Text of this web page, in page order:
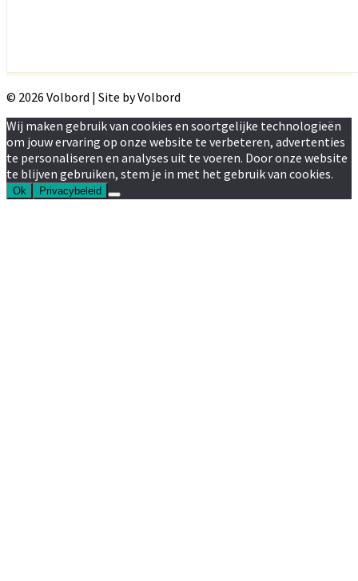
© 2026 Volbord | Site by Volbord
Wij maken gebruik van cookies en soortgelijke technologieën
om jouw ervaring op onze website te verbeteren, advertenties
te personaliseren en analyses uit te voeren. Door onze website
te blijven gebruiken, stem je in met het gebruik van cookies.
Ok Privacybeleid